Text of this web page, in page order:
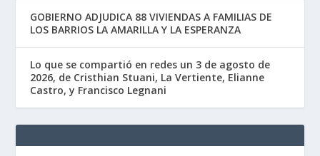
GOBIERNO ADJUDICA 88 VIVIENDAS A FAMILIAS DE
LOS BARRIOS LA AMARILLA Y LA ESPERANZA
Lo que se compartió en redes un 3 de agosto de
2026, de Cristhian Stuani, La Vertiente, Elianne
Castro, y Francisco Legnani